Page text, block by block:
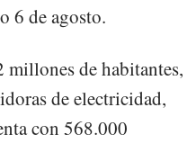
6 de agosto.
millones de habitantes,
de electricidad,
con 568.000